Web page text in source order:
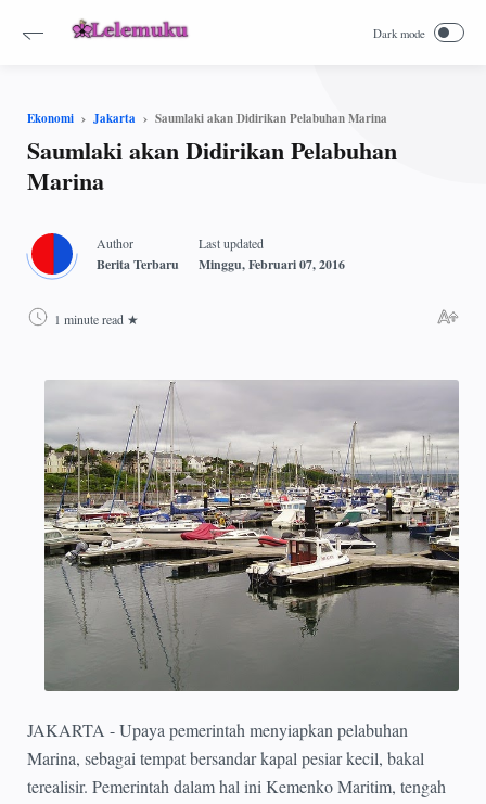
Ekonomi Jakarta Saumlaki akan Didirikan Pelabuhan Marina
Saumlaki akan Didirikan Pelabuhan
Marina
1 minute read
JAKARTA - Upaya pemerintah menyiapkan pelabuhan
Marina, sebagai tempat bersandar kapal pesiar kecil, bakal
terealisir. Pemerintah dalam hal ini Kemenko Maritim, tengah